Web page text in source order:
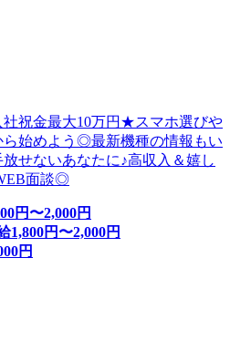
社祝金最大10万円★スマホ選びや
始めよう◎最新機種の情報もい
せないあなたに♪高収入＆嬉し
面談◎
円〜2,000円
1,800円〜2,000円
円